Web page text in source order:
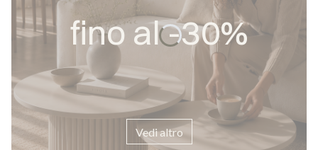
fino al -30%
Vedi altro